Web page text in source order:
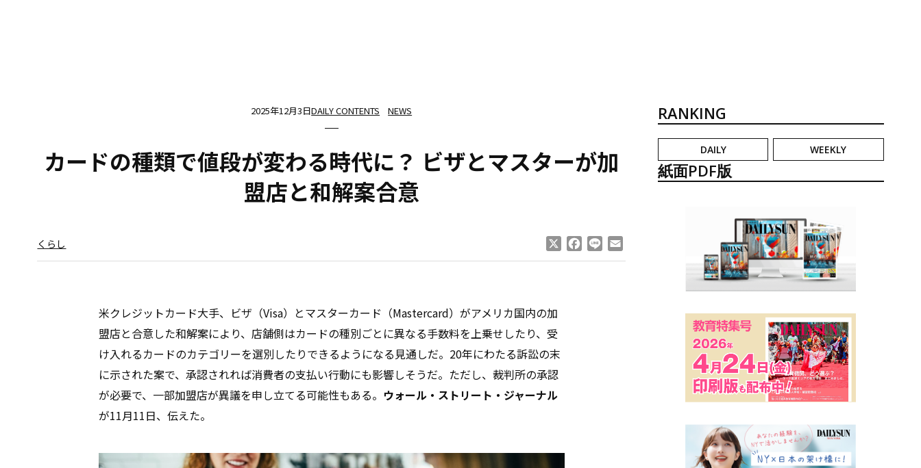
2025年12月3日DAILY CONTENTS NEWS
カードの種類で値段が変わる時代に？ ビザとマスターが加
盟店と和解案合意
くらし Facebook
Line
米クレジットカード大手、ビザ（Visa）とマスターカード（Mastercard）がアメリカ国内の加
盟店と合意した和解案により、店舗側はカードの種別ごとに異なる手数料を上乗せしたり、受
け入れるカードのカテゴリーを選別したりできるようになる見通しだ。20年にわたる訴訟の末
に示された案で、承認されれば消費者の支払い行動にも影響しそうだ。ただし、裁判所の承認
が必要で、一部加盟店が異議を申し立てる可能性もある。 ウォール・ストリート・ジャーナル
が11月11日、伝えた。
RANKING
DAILY WEEKLY
紙面PDF版